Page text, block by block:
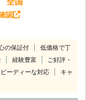
認
の保証付
低価格で丁
経験豊富
ご好評・
ピーディーな対応
キャ